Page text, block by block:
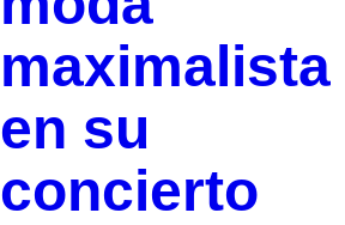
maximalista
en su
concierto